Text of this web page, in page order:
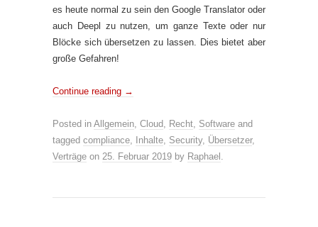
es heute normal zu sein den Google Translator oder
auch Deepl zu nutzen, um ganze Texte oder nur
Blöcke sich übersetzen zu lassen. Dies bietet aber
große Gefahren!
Continue reading →
Posted in Allgemein, Cloud, Recht, Software and
tagged compliance, Inhalte, Security, Übersetzer,
Verträge on 25. Februar 2019 by Raphael .